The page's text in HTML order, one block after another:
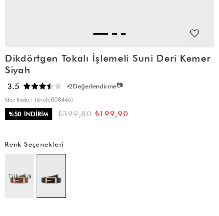
Dikdörtgen Tokalı İşlemeli Suni Deri Kemer
Siyah
3.5 2Değerlendirme📷
Stok Kodu
(shule008446)
%50 İNDIRIM ₺399,80 ₺199,90
Renk Seçenekleri
Tükendi